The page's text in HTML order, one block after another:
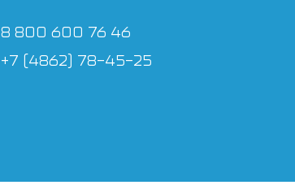
8 800 600 76 46
+7 (4862) 78-45-25